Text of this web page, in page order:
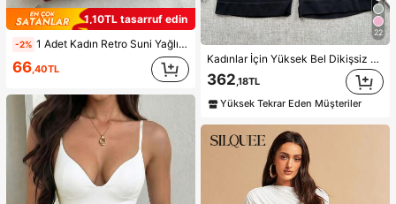
1,10TL tasarruf edin
-2% 1 Adet Kadın Retro Suni Yağlı Deri Omuz ve Çapraz Askılı Çanta, Randevular, Geziler, Partiler ve Ziyafetler İçin Uygun, Estetik
66 ,40TL
22
Kadınlar İçin Yüksek Bel Dikişsiz Yoga Şortu - Esnek, Kalça Kaldıran, Koşu, Fitness ve Açık Hava Aktiviteleri İçin Uygun Spor Kıyafeti | Şık Görünüm | Elastik Kumaş, Athleisure
362,18TL
Yüksek Tekrar Eden Müşteriler